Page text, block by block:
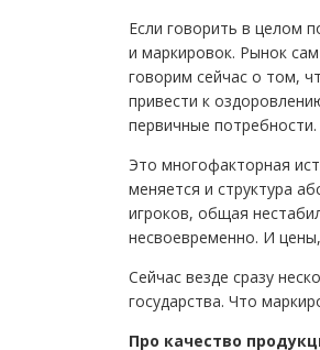
Если говорить в целом
и маркировок. Рынок
говорим сейчас о том,
привести к
первичные потребности.
Это многофакторная
меняется и структура
игроков, общая
несвоевременно. И
Сейчас везде сразу
государства. Что
Про качество